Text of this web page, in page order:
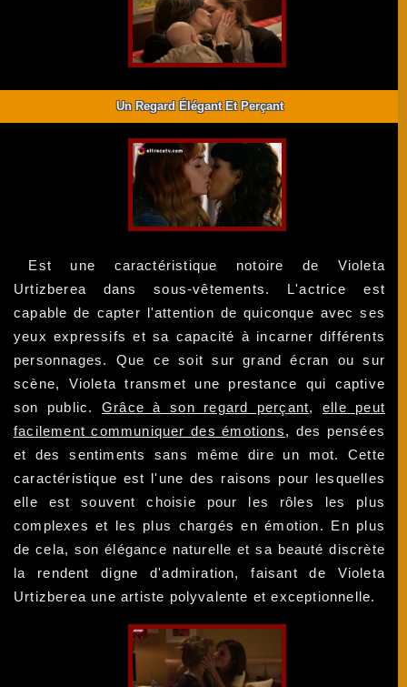
Un Regard Élégant Et Perçant
Est une caractéristique notoire de Violeta
Urtizberea dans sous-vêtements. L'actrice est
capable de capter l'attention de quiconque avec ses
yeux expressifs et sa capacité à incarner différents
personnages. Que ce soit sur grand écran ou sur
scène, Violeta transmet une prestance qui captive
son public. Grâce à son regard perçant, elle peut
facilement communiquer des émotions, des pensées
et des sentiments sans même dire un mot. Cette
caractéristique est l'une des raisons pour lesquelles
elle est souvent choisie pour les rôles les plus
complexes et les plus chargés en émotion. En plus
de cela, son élégance naturelle et sa beauté discrète
la rendent digne d'admiration, faisant de Violeta
Urtizberea une artiste polyvalente et exceptionnelle.